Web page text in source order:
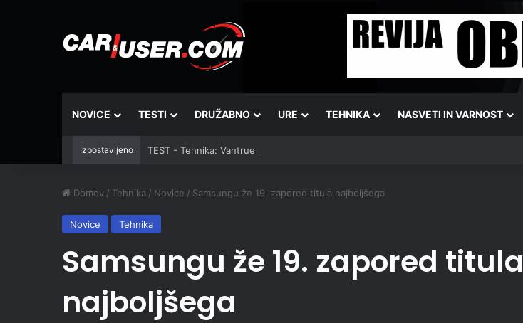
NOVICE TESTI DRUŽABNO URE TEHNIKA NASVETI IN VARNOST
Izpostavljeno TEST - Tehnika: Vantrue JS3
Domov / Tehnika / Novice / Samsungu že 19. zapored titula najboljšega
Novice Tehnika
Samsungu že 19. zapored titula
najboljšega